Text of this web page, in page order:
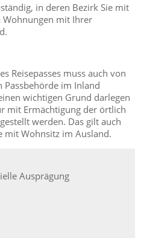
in deren Bezirk Sie mit
mit Ihrer
Reisepasses muss auch von
im Inland
wichtigen Grund darlegen
mit Ermächtigung der örtlich
werden. Das gilt auch
mit Wohnsitz im Ausland.
Ausprägung